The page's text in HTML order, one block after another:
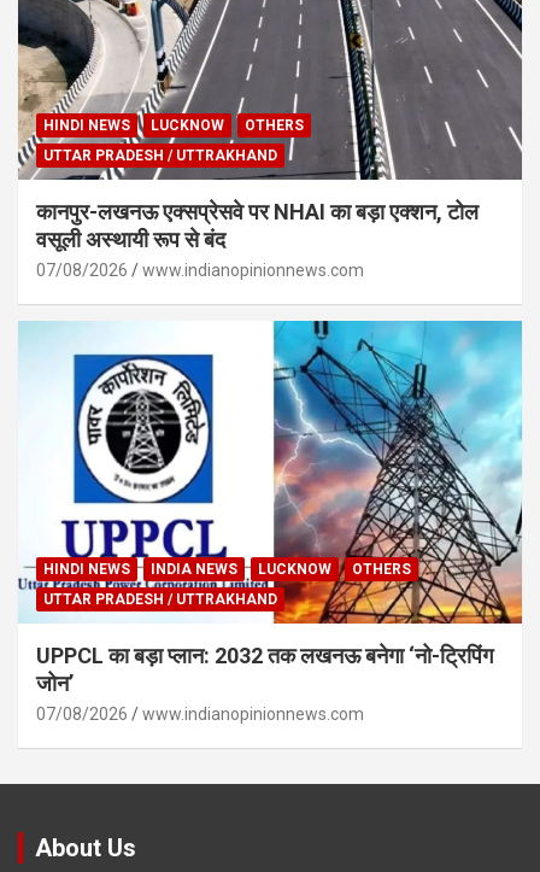
HINDI NEWS LUCKNOW
OTHERS
UTTAR PRADESH / UTTRAKHAND
कानपुर-लखनऊ एक्सप्रेसवे पर NHAI का बड़ा एक्शन, टोल
वसूली अस्थायी रूप से बंद
07/08/2026 www.indianopinionnews.com
HINDI NEWS INDIA NEWS LUCKNOW
OTHERS
UTTAR PRADESH / UTTRAKHAND
UPPCL का बड़ा प्लान: 2032 तक लखनऊ बनेगा ‘नो-ट्रिपिंग
जोन’
07/08/2026 www.indianopinionnews.com
About Us